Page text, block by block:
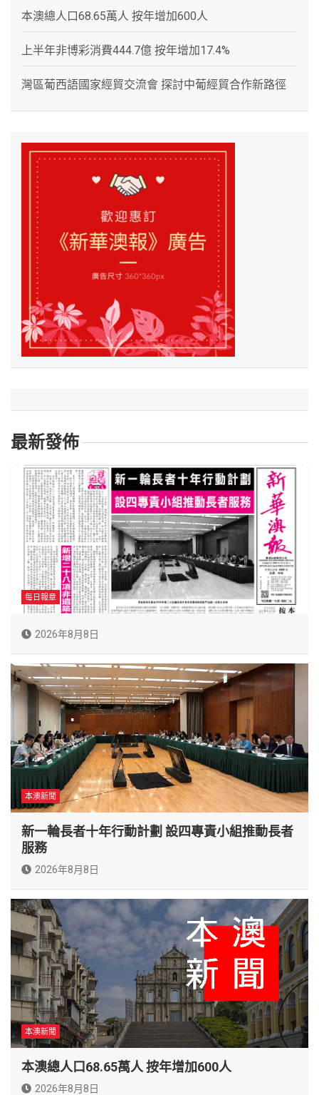
本澳總人口68.65萬人 按年增加600人
上半年非博彩消費444.7億 按年增加17.4%
灣區葡西語國家經貿交流會 探討中葡經貿合作新路徑
最新發佈
每日報章
2026年8月8日
本澳新聞
新一輪長者十年行動計劃 設四專責小組推動長者
服務
2026年8月8日
本澳新聞
本澳總人口68.65萬人 按年增加600人
2026年8月8日